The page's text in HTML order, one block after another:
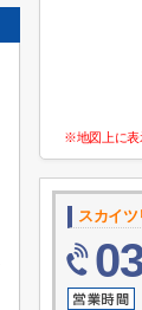
※地図上に表
スカイ